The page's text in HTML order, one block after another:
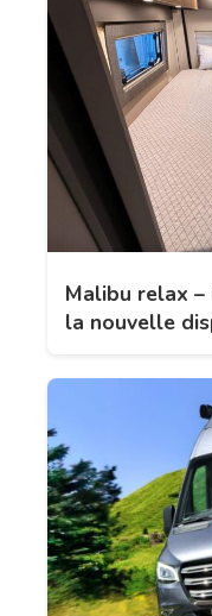
Malibu relax
la nouvelle